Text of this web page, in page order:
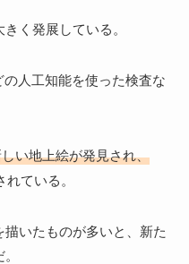
く発展している。
人工知能を使った検査な
い地上絵が発見され、
れている。
いたものが多いと、新た